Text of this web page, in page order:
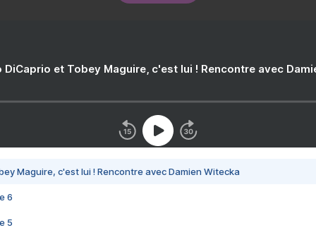
DiCaprio et Tobey Maguire, c'est lui ! Rencontre avec
Maguire, c'est lui ! Rencontre avec Damien Witecka
6
5